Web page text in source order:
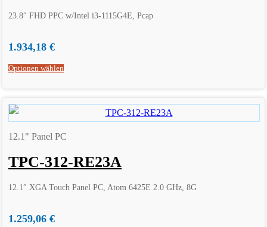
23.8″ FHD PPC w/Intel i3-1115G4E, Pcap
1.934,18 €
Optionen wählen
12.1" Panel PC
TPC-312-RE23A
12.1″ XGA Touch Panel PC, Atom 6425E 2.0 GHz, 8G
1.259,06 €